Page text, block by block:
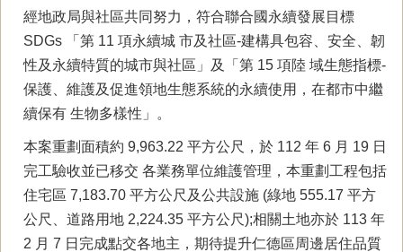
經地政局與社區共同努力，符合聯合國永續發展目標
SDGs 「第 11 項永續城 市及社區-建構具包容、安全、韌
性及永續特質的城市與社區」及「第 15 項陸 域生態指標-
保護、維護及促進領地生態系統的永續使用，在都市中繼
續保有 生物多樣性」。
本案重劃面積約 9,963.22 平方公尺，於 112 年 6 月 19 日
完工驗收並已移交 各業務單位維護管理，本重劃工程包括
住宅區 7,183.70 平方公尺及公共設施 (綠地 555.17 平方
公尺、道路用地 2,224.35 平方公尺);相關土地亦於 113 年
2 月 7 日完成點交各地主，期待提升仁德區周邊居住品質